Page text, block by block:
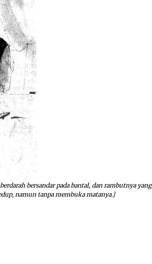
bersandar pada bantal, dan rambutnya yang
namun tanpa membuka matanya.]